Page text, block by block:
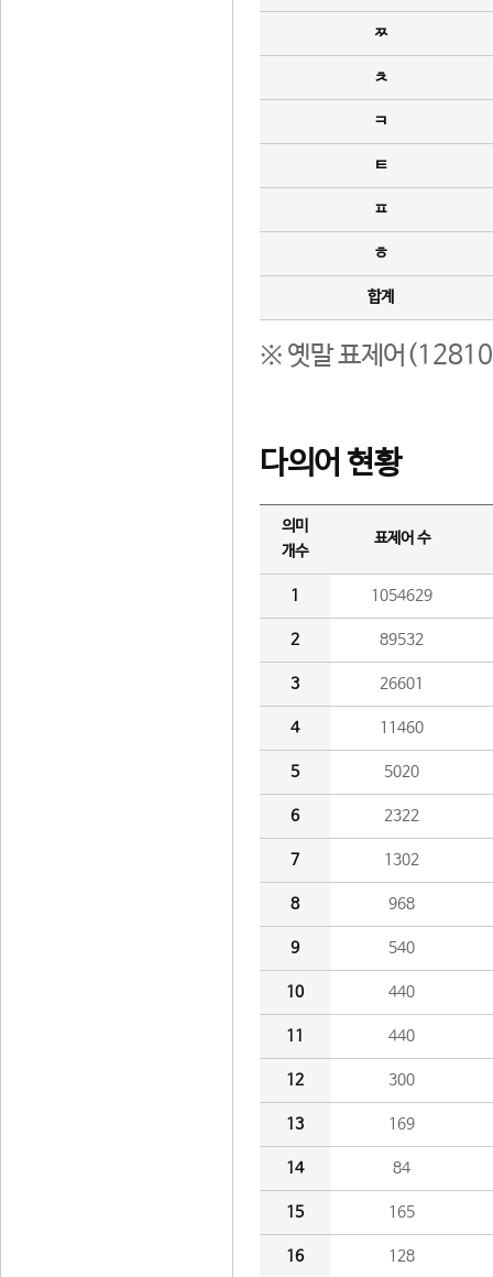
ㅉ
ㅊ
ㅋ
ㅌ
ㅍ
ㅎ
합계
※ 옛말 표제어(12810
다의어 현황
의미
개수
표제어 수
1 1054629
2 89532
3 26601
4 11460
5 5020
6 2322
7 1302
8 968
9 540
10 440
11 440
12 300
13 169
14 84
15 165
16 128